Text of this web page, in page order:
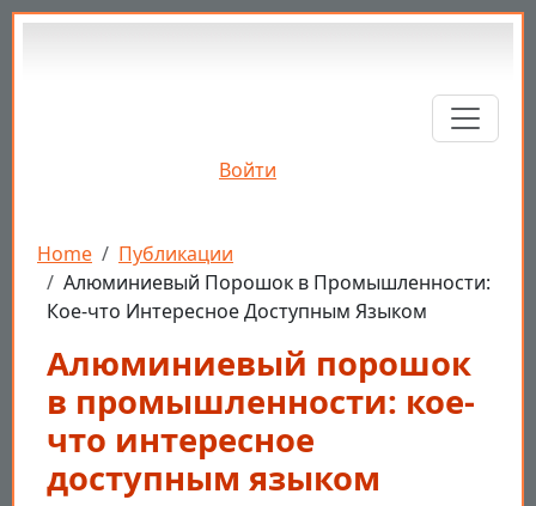
Перейти к основному содержанию
Войти
Строка навигации
Home
Публикации
Алюминиевый Порошок в Промышленности:
Кое-что Интересное Доступным Языком
Алюминиевый порошок
в промышленности: кое-
что интересное
доступным языком